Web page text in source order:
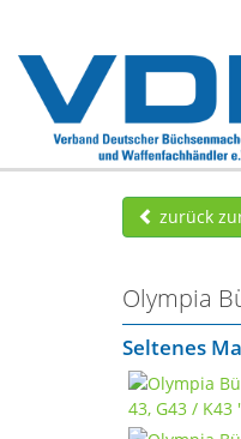
zurück
Olympia
Seltenes